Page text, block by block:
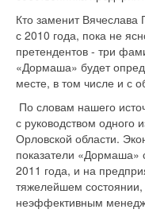
Кто заменит Вячеслава
с 2010 года, пока не
претендентов - три
«Дормаша» будет
месте, в том числе и с
По словам нашего
с руководством одного
Орловской области.
показатели «Дормаша»
2011 года, и на
тяжелейшем состоянии,
неэффективным